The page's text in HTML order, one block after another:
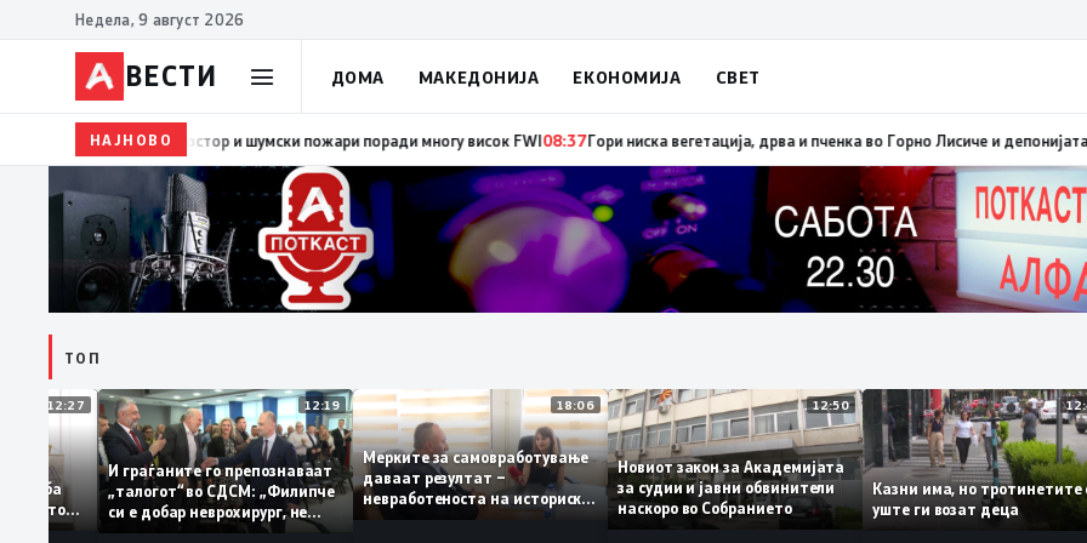
Недела, 9 август 2026
ВЕСТИ ДОМА МАКЕДОНИЈА ЕКОНОМИЈА СВЕТ
НАЈНОВО
08:38 ЦУК: Попладнево зголемен ризик од појава и брзо ширење на пожари на отворен простор и шумски пожари поради
ТОП
12:27
За
треба
домашното
12:19
И граѓаните го препознаваат
„талогот“ во СДСМ: „Филипче
си е добар неврохирург, не
треба се занимава со
18:06
Мерките за самовработување
даваат резултат –
невработеноста на историски
најниско ниво од 11,3%
12:50
Новиот закон за Академијата
за судии и јавни обвинители
наскоро во Собранието
Казни има, но
уште ги возат деца